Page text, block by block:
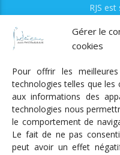
Gérer le
cookies
Pour offrir les
technologies telles que
aux informations des
technologies nous
le comportement de
Le fait de ne pas
peut avoir un effet
RJS
Radio Judaica
Tous droits réservés